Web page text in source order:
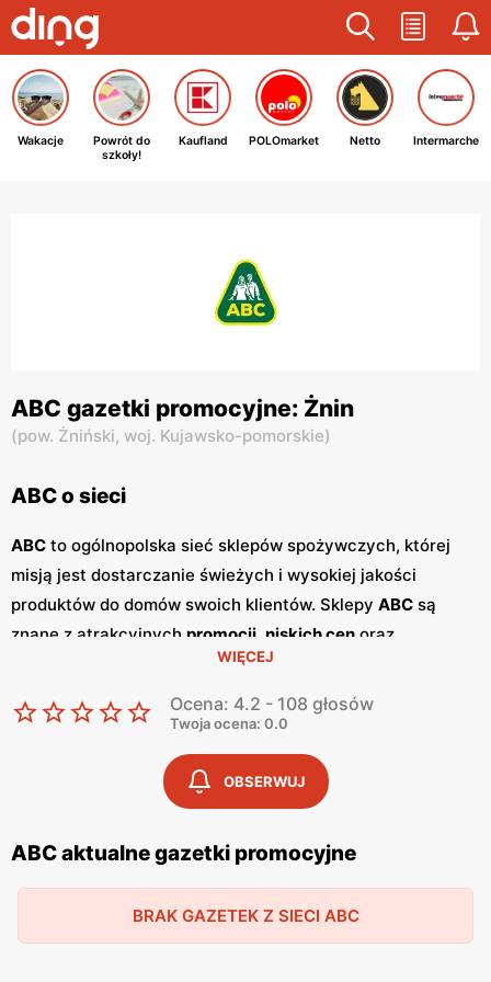
Wakacje
Powrót do
szkoły!
Kaufland POLOmarket Netto Intermarche
ABC gazetki promocyjne: Żnin
(pow. Żniński, woj. Kujawsko-pomorskie)
ABC o sieci
ABC to ogólnopolska sieć sklepów spożywczych, której
misją jest dostarczanie świeżych i wysokiej jakości
produktów do domów swoich klientów. Sklepy ABC są
znane z atrakcyjnych promocji niskich cen oraz
szerokiego asortymentu, który zaspokaja potrzeby całej
rodziny. Dzięki przyjaznej obsłudze i lokalnym sklepom,
ABC stało się ulubionym miejscem zakupów dla wielu
regularnie publikuje
, w których prezentowane są najlepsze oferty
oraz nowości produktowe.Gazetkite ukazują się kilka razy
w miesiącu, umożliwiając klientom śledzenie najnowszych
okazji i planowanie zakupów z wyprzedzeniem. Dostępne
wersji online na stronie internetowej sieci. Jednym z
WIĘCEJ
Ocena: 4.2 - 108 głosów
Twoja ocena: 0.0
OBSERWUJ
ABC aktualne gazetki promocyjne
BRAK GAZETEK Z SIECI ABC